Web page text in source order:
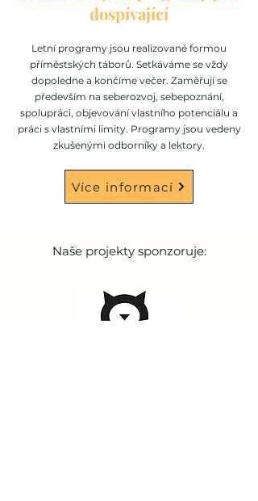
dospívající
Letní programy jsou realizované formou
příměstských táborů. Setkáváme se vždy
dopoledne a končíme večer. Zaměřují se
především na seberozvoj, sebepoznání,
spolupráci, objevování vlastního potenciálu a
práci s vlastními limity. Programy jsou vedeny
zkušenými odborníky a lektory.
Více informací
Naše projekty sponzoruje: